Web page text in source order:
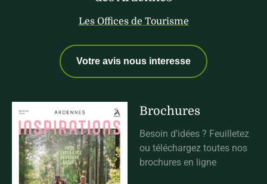
Les Offices de Tourisme
Votre avis nous interesse
Brochures
Besoin d'idées ? Feuilletez
ou téléchargez toutes nos
brochures en ligne